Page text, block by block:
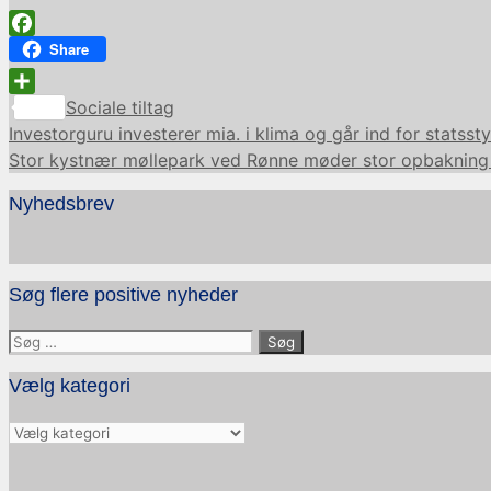
Facebook
Share
Share
Kategorier
Sociale tiltag
Investorguru investerer mia. i klima og går ind for
Stor kystnær møllepark ved Rønne møder stor
Nyhedsbrev
Søg flere positive nyheder
Søg
efter:
Vælg kategori
Vælg